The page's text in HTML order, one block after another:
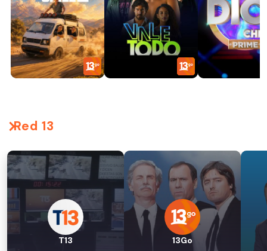
Red 13
T13 13Go